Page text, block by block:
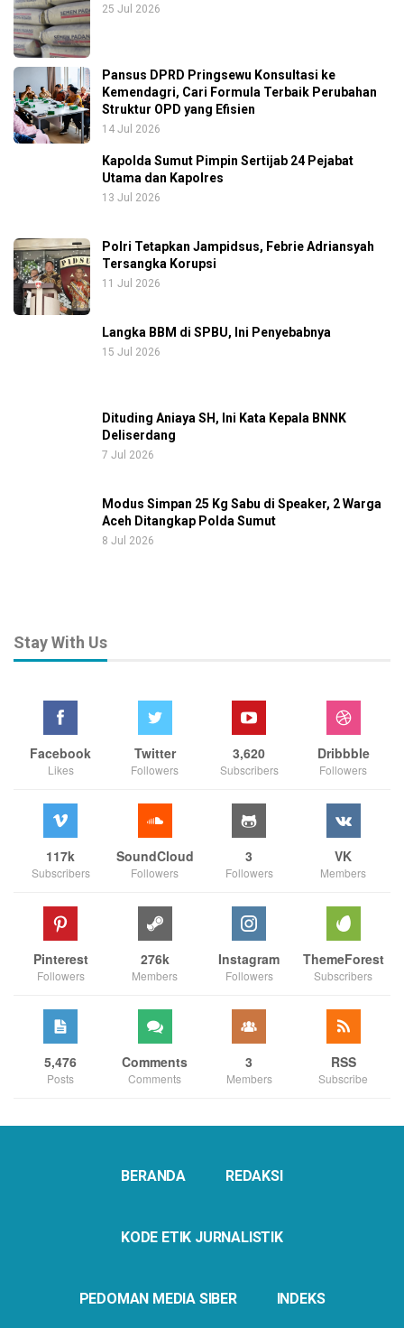
25 Jul 2026
Pansus DPRD Pringsewu Konsultasi ke
Kemendagri, Cari Formula Terbaik Perubahan
Struktur OPD yang Efisien
14 Jul 2026
Kapolda Sumut Pimpin Sertijab 24 Pejabat
Utama dan Kapolres
13 Jul 2026
Polri Tetapkan Jampidsus, Febrie Adriansyah
Tersangka Korupsi
11 Jul 2026
Langka BBM di SPBU, Ini Penyebabnya
15 Jul 2026
Dituding Aniaya SH, Ini Kata Kepala BNNK
Deliserdang
7 Jul 2026
Modus Simpan 25 Kg Sabu di Speaker, 2 Warga
Aceh Ditangkap Polda Sumut
8 Jul 2026
Stay With Us
Facebook
Likes
Twitter
Followers
3,620
Subscribers
Dribbble
Followers
117k
Subscribers
SoundCloud
Followers
3
Followers
VK
Members
Pinterest
Followers
276k
Members
Instagram
Followers
ThemeForest
Subscribers
5,476
Posts
Comments
Comments
3
Members
RSS
Subscribe
BERANDA REDAKSI
KODE ETIK JURNALISTIK
PEDOMAN MEDIA SIBER INDEKS